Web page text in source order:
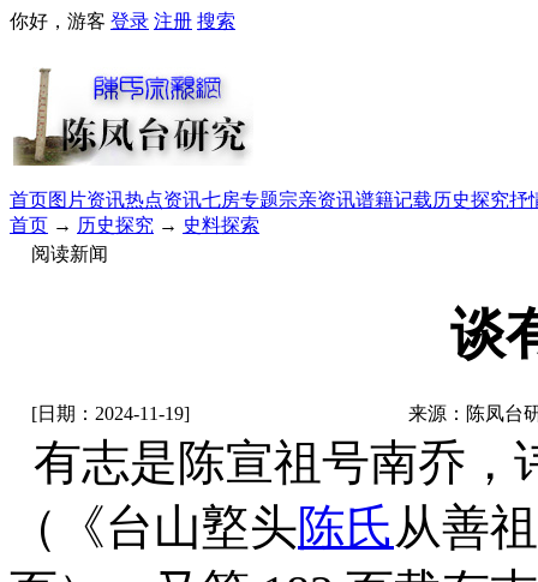
你好，游客 登录 注册 搜索
首页图片资讯热点资讯七房专题宗亲资讯谱籍记载历史探究抒
首页 → 历史探究 → 史料探索
阅读新闻
谈
[日期：2024-11-19] 来源：陈凤台
有志是陈宣祖号南乔，
（《台山墪头陈氏从善